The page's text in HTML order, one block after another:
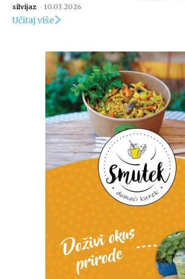
silvijaz - 10.03.2026
Učitaj više